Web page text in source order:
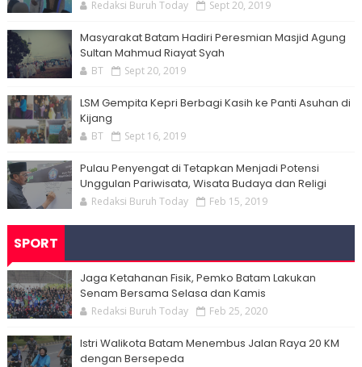
Redaksi Buruh Today Sept 20, 2019
Masyarakat Batam Hadiri Peresmian Masjid Agung
Sultan Mahmud Riayat Syah
BT Sept 20, 2019
LSM Gempita Kepri Berbagi Kasih ke Panti Asuhan di
Kijang
BT Sept 16, 2019
Pulau Penyengat di Tetapkan Menjadi Potensi
Unggulan Pariwisata, Wisata Budaya dan Religi
Redaksi Buruh Today Feb 15, 2019
SPORT
Jaga Ketahanan Fisik, Pemko Batam Lakukan
Senam Bersama Selasa dan Kamis
Redaksi Buruh Today Feb 25, 2020
Istri Walikota Batam Menembus Jalan Raya 20 KM
dengan Bersepeda